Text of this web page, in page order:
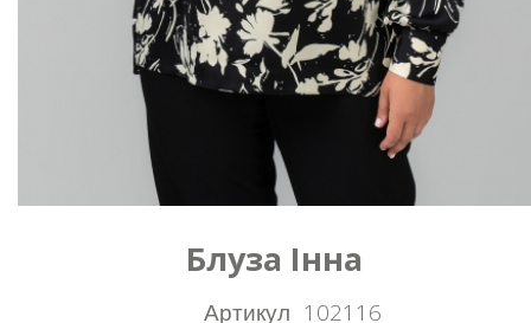
Блуза Інна
Артикул 102116